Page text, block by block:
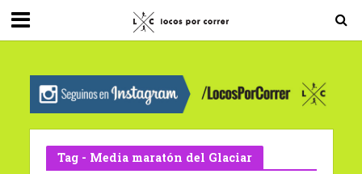
G-0X2PD3RFLV
Tag - Media maratón del Glaciar